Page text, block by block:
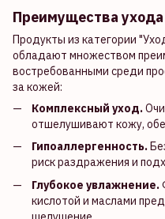
Преимущества
Продукты из категории
обладают множеством
востребованными среди
за кожей:
Комплексный уход.
отшелушивают кожу,
Гипоаллергенность.
риск раздражения и
Глубокое увлажнение.
кислотой и маслами